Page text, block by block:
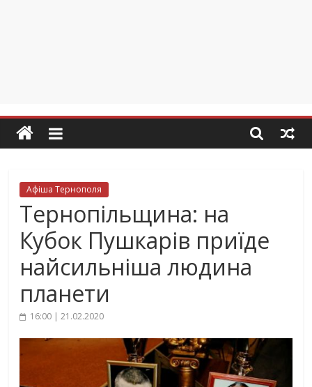
Афіша Тернополя
Тернопільщина: на
Кубок Пушкарів приїде
найсильніша людина
планети
16:00 | 21.02.2020